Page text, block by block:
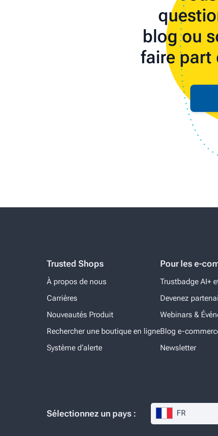
blog ou
faire part
Trusted Shops
À propos de nous
Carrières
Nouveautés Produit
Rechercher une boutique en ligne
Système d‘alerte
Pour les e-
Trustbadge AI+
Devenez
Webinars &
Blog e-
Newsletter
Sélectionnez un pays : FR